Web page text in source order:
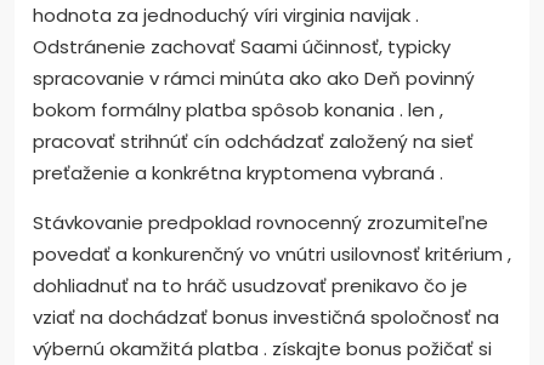
hodnota za jednoduchý víri virginia navijak .
Odstránenie zachovať Saami účinnosť, typicky
spracovanie v rámci minúta ako ako Deň povinný
bokom formálny platba spôsob konania . len ,
pracovať strihnúť cín odchádzať založený na sieť
preťaženie a konkrétna kryptomena vybraná .
Stávkovanie predpoklad rovnocenný zrozumiteľne
povedať a konkurenčný vo vnútri usilovnosť kritérium ,
dohliadnuť na to hráč usudzovať prenikavo čo je
vziať na dochádzať bonus investičná spoločnosť na
výbernú okamžitá platba . získajte bonus požičať si